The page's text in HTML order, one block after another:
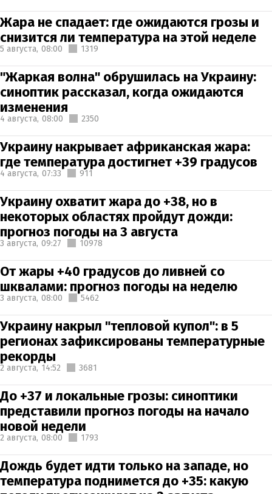
Жара не спадает: где ожидаются грозы и
снизится ли температура на этой неделе
5 августа, 08:00 1319
"Жаркая волна" обрушилась на Украину:
синоптик рассказал, когда ожидаются
изменения
4 августа, 08:00 2350
Украину накрывает африканская жара:
где температура достигнет +39 градусов
4 августа, 07:33 911
Украину охватит жара до +38, но в
некоторых областях пройдут дожди:
прогноз погоды на 3 августа
3 августа, 09:27 10978
От жары +40 градусов до ливней со
шквалами: прогноз погоды на неделю
3 августа, 08:00 5462
Украину накрыл "тепловой купол": в 5
регионах зафиксированы температурные
рекорды
2 августа, 14:52 3681
До +37 и локальные грозы: синоптики
представили прогноз погоды на начало
новой недели
2 августа, 08:00 1793
Дождь будет идти только на западе, но
температура поднимется до +35: какую